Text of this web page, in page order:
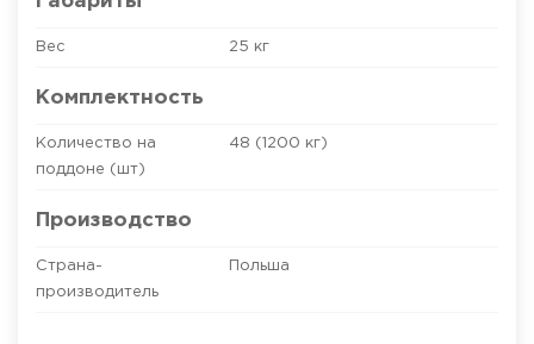
Вес 25 кг
Комплектность
Количество на
поддоне (шт)
48 (1200 кг)
Производство
Страна-
производитель
Польша